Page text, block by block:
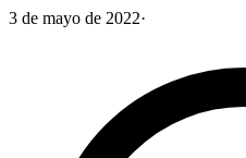
3 de mayo de 2022·